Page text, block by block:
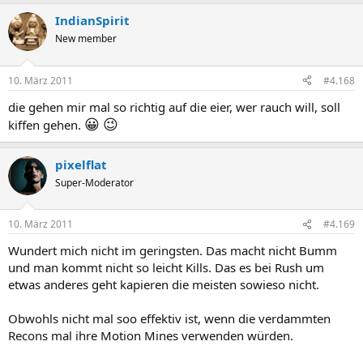
IndianSpirit
New member
10. März 2011 #4.168
die gehen mir mal so richtig auf die eier, wer rauch will, soll
kiffen gehen. 😀 😉
pixelflat
Super-Moderator
10. März 2011 #4.169
Wundert mich nicht im geringsten. Das macht nicht Bumm
und man kommt nicht so leicht Kills. Das es bei Rush um
etwas anderes geht kapieren die meisten sowieso nicht.
Obwohls nicht mal soo effektiv ist, wenn die verdammten
Recons mal ihre Motion Mines verwenden würden.